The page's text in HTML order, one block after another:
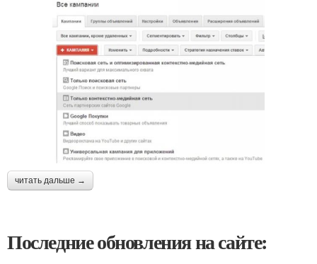
читать дальше →
Последние обновления на сайте: